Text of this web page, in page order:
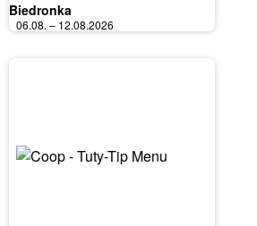
Biedronka
06.08. – 12.08.2026